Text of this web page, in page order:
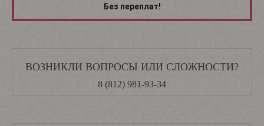
Без переплат!
ВОЗНИКЛИ ВОПРОСЫ ИЛИ СЛОЖНОСТИ?
8 (812) 981-93-34